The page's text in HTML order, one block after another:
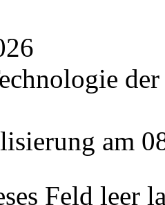
am
Feld leer